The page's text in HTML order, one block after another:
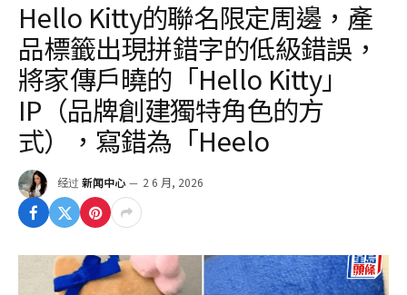
Hello Kitty的聯名限定周邊，產
品標籤出現拼錯字的低級錯誤，
將家傳戶曉的「Hello Kitty」
IP（品牌創建獨特角色的方
式），寫錯為「Heelo
经过 新闻中心 2 6 月, 2026